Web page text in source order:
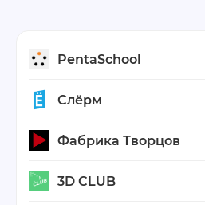
PentaSchool
Слёрм
Фабрика Творцов
3D CLUB